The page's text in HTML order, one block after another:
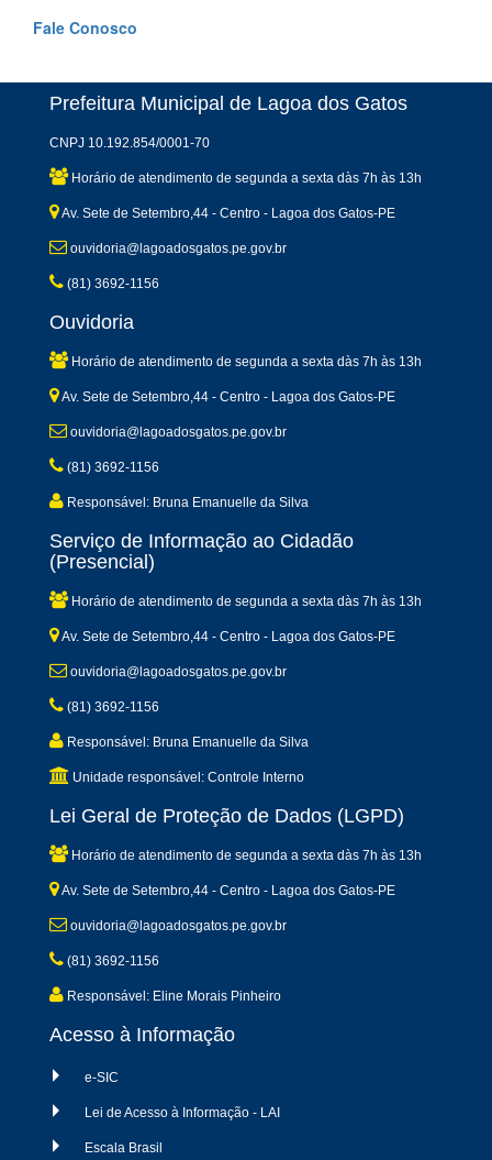
Fale Conosco
Prefeitura Municipal de Lagoa dos Gatos
CNPJ 10.192.854/0001-70
Horário de atendimento de segunda a sexta dàs 7h às 13h
Av. Sete de Setembro,44 - Centro - Lagoa dos Gatos-PE
ouvidoria@lagoadosgatos.pe.gov.br
(81) 3692-1156
Ouvidoria
Horário de atendimento de segunda a sexta dàs 7h às 13h
Av. Sete de Setembro,44 - Centro - Lagoa dos Gatos-PE
ouvidoria@lagoadosgatos.pe.gov.br
(81) 3692-1156
Responsável: Bruna Emanuelle da Silva
Serviço de Informação ao Cidadão
(Presencial)
Horário de atendimento de segunda a sexta dàs 7h às 13h
Av. Sete de Setembro,44 - Centro - Lagoa dos Gatos-PE
ouvidoria@lagoadosgatos.pe.gov.br
(81) 3692-1156
Responsável: Bruna Emanuelle da Silva
Unidade responsável: Controle Interno
Lei Geral de Proteção de Dados (LGPD)
Horário de atendimento de segunda a sexta dàs 7h às 13h
Av. Sete de Setembro,44 - Centro - Lagoa dos Gatos-PE
ouvidoria@lagoadosgatos.pe.gov.br
(81) 3692-1156
Responsável: Eline Morais Pinheiro
Acesso à Informação
e-SIC
Lei de Acesso à Informação - LAI
Escala Brasil